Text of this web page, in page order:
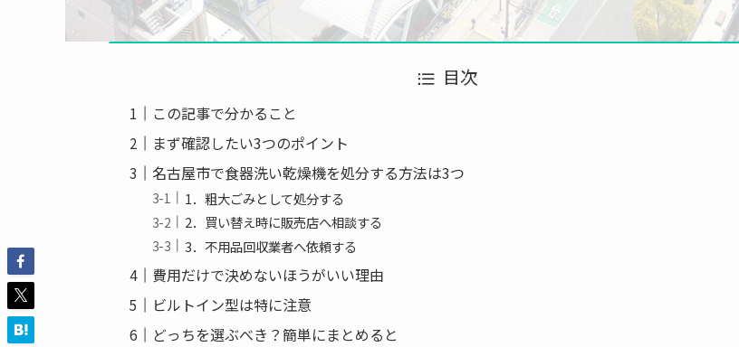
目次
この記事で分かること
まず確認したい3つのポイント
名古屋市で食器洗い乾燥機を処分する方法は3つ
1．粗大ごみとして処分する
2．買い替え時に販売店へ相談する
3．不用品回収業者へ依頼する
費用だけで決めないほうがいい理由
ビルトイン型は特に注意
どっちを選ぶべき？簡単にまとめると